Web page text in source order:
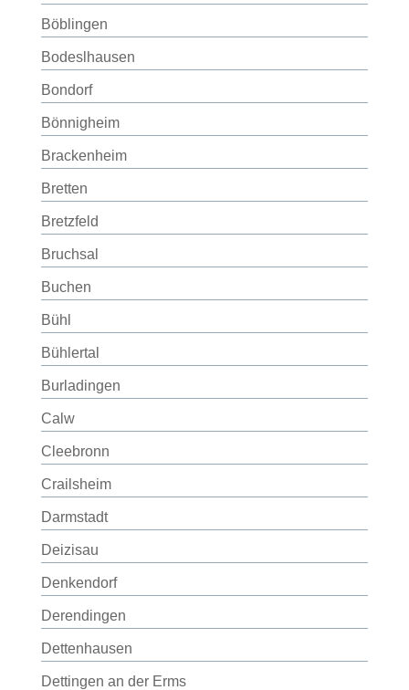
Böblingen
Bodeslhausen
Bondorf
Bönnigheim
Brackenheim
Bretten
Bretzfeld
Bruchsal
Buchen
Bühl
Bühlertal
Burladingen
Calw
Cleebronn
Crailsheim
Darmstadt
Deizisau
Denkendorf
Derendingen
Dettenhausen
Dettingen an der Erms